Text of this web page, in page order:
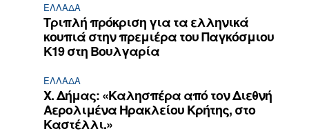
ΕΛΛΆΔΑ
Τριπλή πρόκριση για τα ελληνικά
κουπιά στην πρεμιέρα του Παγκόσμιου
Κ19 στη Βουλγαρία
ΕΛΛΆΔΑ
Χ. Δήμας: «Καλησπέρα από τον Διεθνή
Αερολιμένα Ηρακλείου Κρήτης, στο
Καστέλλι.»